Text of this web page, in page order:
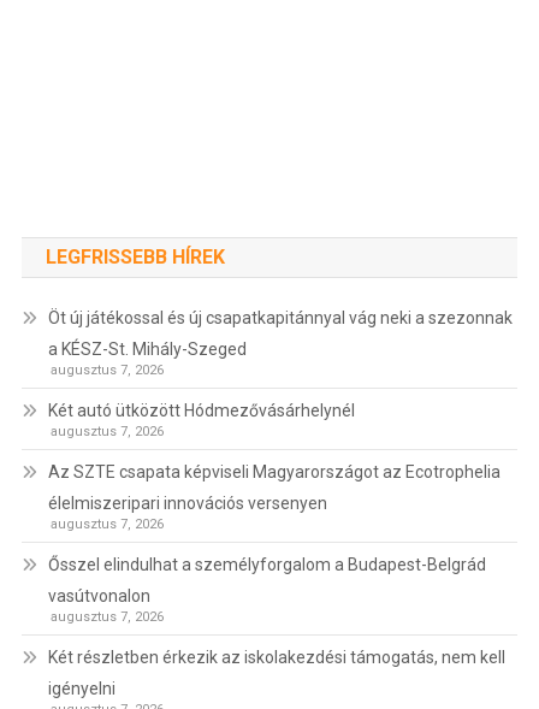
LEGFRISSEBB HÍREK
Öt új játékossal és új csapatkapitánnyal vág neki a szezonnak
a KÉSZ-St. Mihály-Szeged
augusztus 7, 2026
Két autó ütközött Hódmezővásárhelynél
augusztus 7, 2026
Az SZTE csapata képviseli Magyarországot az Ecotrophelia
élelmiszeripari innovációs versenyen
augusztus 7, 2026
Ősszel elindulhat a személyforgalom a Budapest-Belgrád
vasútvonalon
augusztus 7, 2026
Két részletben érkezik az iskolakezdési támogatás, nem kell
igényelni